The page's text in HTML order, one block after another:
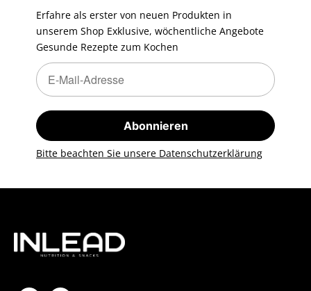
Erfahre als erster von neuen Produkten in
unserem Shop Exklusive, wöchentliche Angebote
Gesunde Rezepte zum Kochen
Newsletter Abonnieren
Newsletter Abonnieren
Abonnieren
Bitte beachten Sie unsere Datenschutzerklärung